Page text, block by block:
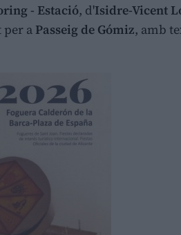
- Estació, d'Isidre-Vicent
per a Passeig de Gómiz, amb